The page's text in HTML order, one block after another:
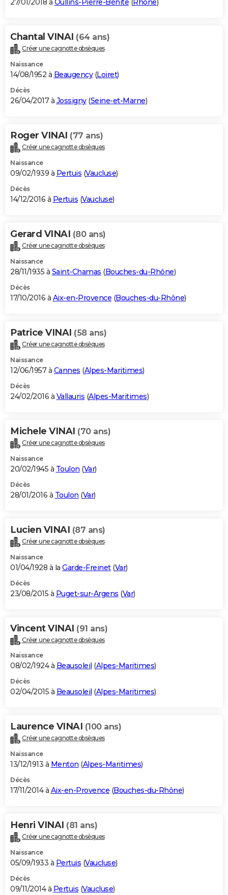
27/01/2018 à Oullins-Pierre-Bénite (Rhône)
Chantal VINAI (64 ans)
Créer une cagnotte obsèques
Naissance
14/08/1952 à Beaugency(Loiret)
Décès
26/04/2017 à Jossigny(Seine-et-Marne)
Roger VINAI (77 ans)
Créer une cagnotte obsèques
Naissance
09/02/1939 à Pertuis (Vaucluse)
Décès
14/12/2016 à Pertuis (Vaucluse)
Gerard VINAI (80 ans)
Créer une cagnotte obsèques
Naissance
28/11/1935 à Saint-Chamas (Bouches-du-Rhône)
Décès
17/10/2016 à Aix-en-Provence (Bouches-du-Rhône)
Patrice VINAI (58 ans)
Créer une cagnotte obsèques
Naissance
12/06/1957 à Cannes (Alpes-Maritimes)
Décès
24/02/2016 à Vallauris (Alpes-Maritimes)
Michele VINAI (70 ans)
Créer une cagnotte obsèques
Naissance
20/02/1945 à Toulon (Var)
Décès
28/01/2016 à Toulon (Var)
Lucien VINAI (87 ans)
Créer une cagnotte obsèques
Naissance
01/04/1928 à la Garde-Freinet(Var)
Décès
23/08/2015 à Puget-sur-Argens (Var)
Vincent VINAI (91 ans)
Créer une cagnotte obsèques
Naissance
08/02/1924 à Beausoleil (Alpes-Maritimes)
Décès
02/04/2015 à Beausoleil (Alpes-Maritimes)
Laurence VINAI (100 ans)
Créer une cagnotte obsèques
Naissance
13/12/1913 à Menton (Alpes-Maritimes)
Décès
17/11/2014 à Aix-en-Provence (Bouches-du-Rhône)
Henri VINAI (81 ans)
Créer une cagnotte obsèques
Naissance
05/09/1933 à Pertuis (Vaucluse)
Décès
09/11/2014 à Pertuis (Vaucluse)